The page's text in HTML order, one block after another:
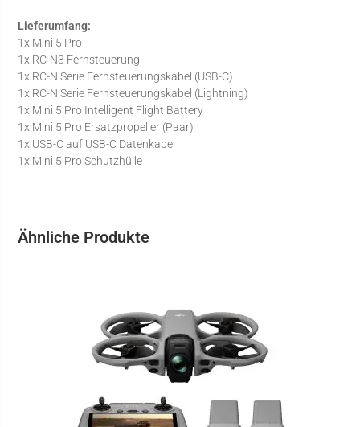
Lieferumfang:
1x Mini 5 Pro
1x RC-N3 Fernsteuerung
1x RC-N Serie Fernsteuerungskabel (USB-C)
1x RC-N Serie Fernsteuerungskabel (Lightning)
1x Mini 5 Pro Intelligent Flight Battery
1x Mini 5 Pro Ersatzpropeller (Paar)
1x USB-C auf USB-C Datenkabel
1x Mini 5 Pro Schutzhülle
Ähnliche Produkte